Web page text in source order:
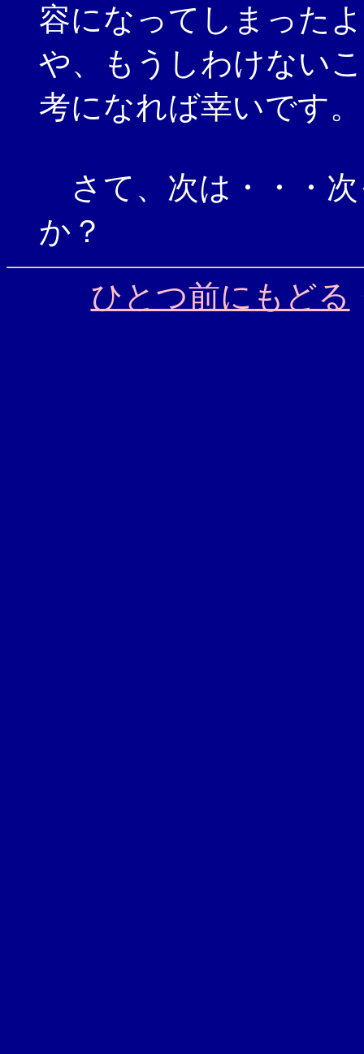
容になってしまった
や、もうしわけない
考になれば幸いです。
さて、次は・・・
か？
ひとつ前にもどる